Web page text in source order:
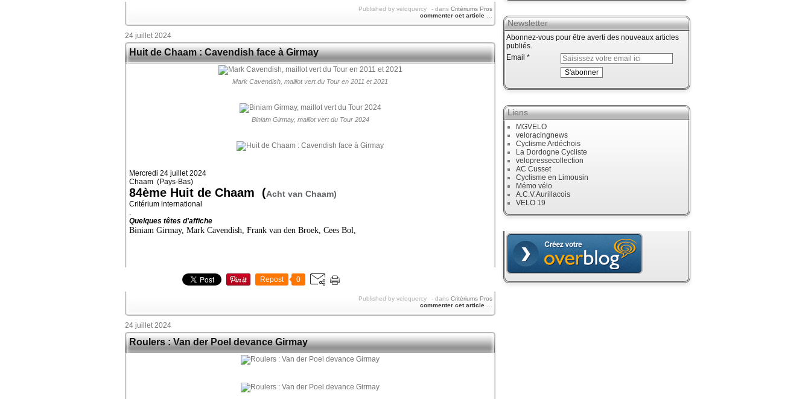
Published by veloquercy - dans Critériums Pros
commenter cet article
24 juillet 2024
Huit de Chaam : Cavendish face à Girmay
Mark Cavendish, maillot vert du Tour en 2011 et 2021
Biniam Girmay, maillot vert du Tour 2024
Mercredi 24 juillet 2024
Chaam (Pays-Bas)
84ème Huit de Chaam (Acht van Chaam)
Critérium international
.
Quelques têtes d'affiche
Biniam Girmay, Mark Cavendish, Frank van den Broek, Cees Bol,
Repost 0
Published by veloquercy - dans Critériums Pros
commenter cet article
24 juillet 2024
Roulers : Van der Poel devance Girmay
Newsletter
Abonnez-vous pour être averti des nouveaux articles
publiés.
Email
Liens
MGVELO
veloracingnews
Cyclisme Ardéchois
La Dordogne Cycliste
velopressecollection
AC Cusset
Cyclisme en Limousin
Mémo vélo
A.C.V.Aurillacois
VELO 19